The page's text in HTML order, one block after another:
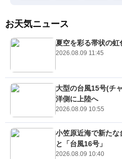
お天気ニュース
夏空を彩る帯状の
2026.08.09 11:45
大型の台風15号(チ
洋側に上陸へ
2026.08.09 10:55
小笠原近海で新た
と「台風16号」
2026.08.09 10:40